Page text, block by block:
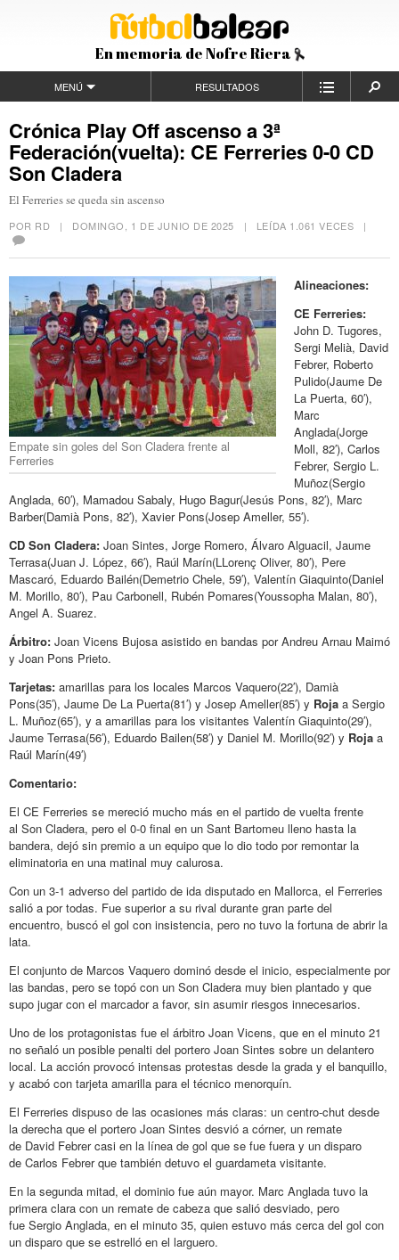
En memoria de Nofre Riera
MENÚ RESULTADOS
Crónica Play Off ascenso a 3ª
Federación(vuelta): CE Ferreries 0-0 CD
Son Cladera
El Ferreries se queda sin ascenso
POR RD | DOMINGO, 1 DE JUNIO DE 2025 | LEÍDA 1.061 VECES |
Empate sin goles del Son Cladera frente al
Ferreries
Alineaciones:
CE Ferreries:
John D. Tugores,
Sergi Melià, David
Febrer, Roberto
Pulido(Jaume De
La Puerta, 60′),
Marc
Anglada(Jorge
Moll, 82′), Carlos
Febrer, Sergio L.
Muñoz(Sergio
Anglada, 60′), Mamadou Sabaly, Hugo Bagur(Jesús Pons, 82′), Marc
Barber(Damià Pons, 82′), Xavier Pons(Josep Ameller, 55′).
CD Son Cladera: Joan Sintes, Jorge Romero, Álvaro Alguacil, Jaume
Terrasa(Juan J. López, 66′), Raúl Marín(LLorenç Oliver, 80′), Pere
Mascaró, Eduardo Bailén(Demetrio Chele, 59′), Valentín Giaquinto(Daniel
M. Morillo, 80′), Pau Carbonell, Rubén Pomares(Youssopha Malan, 80′),
Angel A. Suarez.
Árbitro: Joan Vicens Bujosa asistido en bandas por Andreu Arnau Maimó
y Joan Pons Prieto.
Tarjetas: amarillas para los locales Marcos Vaquero(22′), Damià
Pons(35′), Jaume De La Puerta(81′) y Josep Ameller(85′) y Roja a Sergio
L. Muñoz(65′), y a amarillas para los visitantes Valentín Giaquinto(29′),
Jaume Terrasa(56′), Eduardo Bailen(58′) y Daniel M. Morillo(92′) y Roja a
Raúl Marín(49′)
Comentario:
El CE Ferreries se mereció mucho más en el partido de vuelta frente
al Son Cladera, pero el 0-0 final en un Sant Bartomeu lleno hasta la
bandera, dejó sin premio a un equipo que lo dio todo por remontar la
eliminatoria en una matinal muy calurosa.
Con un 3-1 adverso del partido de ida disputado en Mallorca, el Ferreries
salió a por todas. Fue superior a su rival durante gran parte del
encuentro, buscó el gol con insistencia, pero no tuvo la fortuna de abrir la
lata.
El conjunto de Marcos Vaquero dominó desde el inicio, especialmente por
las bandas, pero se topó con un Son Cladera muy bien plantado y que
supo jugar con el marcador a favor, sin asumir riesgos innecesarios.
Uno de los protagonistas fue el árbitro Joan Vicens, que en el minuto 21
no señaló un posible penalti del portero Joan Sintes sobre un delantero
local. La acción provocó intensas protestas desde la grada y el banquillo,
y acabó con tarjeta amarilla para el técnico menorquín.
El Ferreries dispuso de las ocasiones más claras: un centro-chut desde
la derecha que el portero Joan Sintes desvió a córner, un remate
de David Febrer casi en la línea de gol que se fue fuera y un disparo
de Carlos Febrer que también detuvo el guardameta visitante.
En la segunda mitad, el dominio fue aún mayor. Marc Anglada tuvo la
primera clara con un remate de cabeza que salió desviado, pero
fue Sergio Anglada, en el minuto 35, quien estuvo más cerca del gol con
un disparo que se estrelló en el larguero.